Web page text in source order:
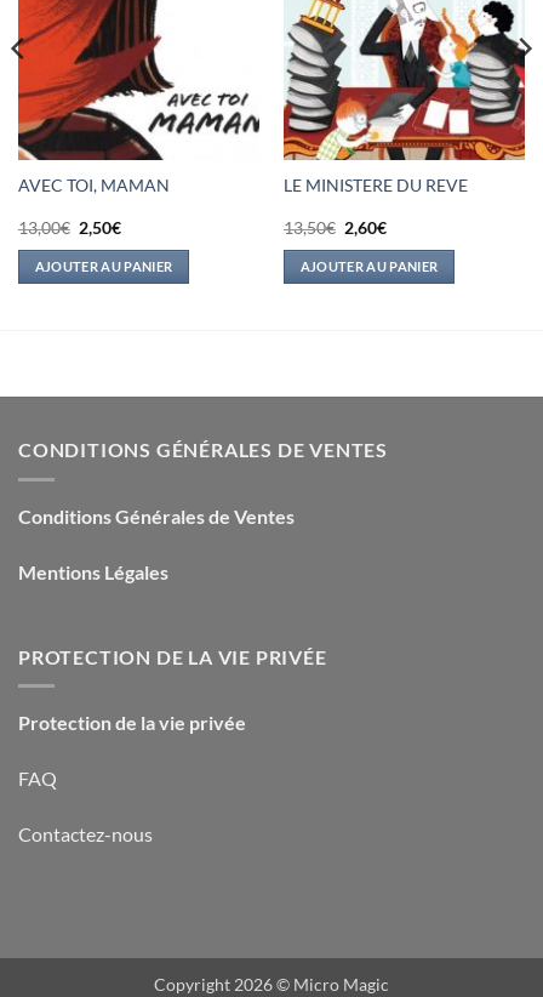
AVEC TOI, MAMAN
13,00€ Le
prix
initial
était :
13,00€.
2,50€Le
actuel
est :
2,50€.
AJOUTER AU PANIER
LE MINISTERE DU REVE
13,50€ Le
prix
initial
était :
13,50€.
2,60€Le
actuel
est :
2,60€.
AJOUTER AU PANIER
CONDITIONS GÉNÉRALES DE VENTES
Conditions Générales de Ventes
Mentions Légales
PROTECTION DE LA VIE PRIVÉE
Protection de la vie privée
FAQ
Contactez-nous
Copyright 2026 © Micro Magic